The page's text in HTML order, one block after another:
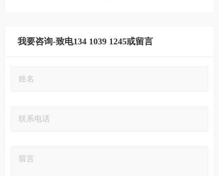
我要咨询-致电134 1039 1245或留言